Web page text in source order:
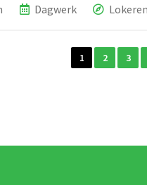
Dagwerk
1 2 3